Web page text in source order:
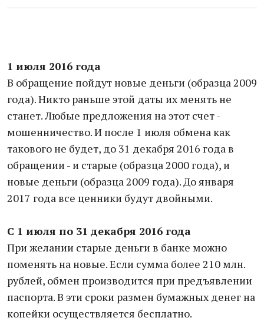
1 июля 2016 года
В обращение пойдут новые деньги (образца 2009
года). Никто раньше этой даты их менять не
станет. Любые предложения на этот счет -
мошенничество. И после 1 июля обмена как
такового не будет, до 31 декабря 2016 года в
обращении - и старые (образца 2000 года), и
новые деньги (образца 2009 года). До января
2017 года все ценники будут двойными.
С 1 июля по 31 декабря 2016 года
При желании старые деньги в банке можно
поменять на новые. Если сумма более 210 млн.
рублей, обмен производится при предъявлении
паспорта. В эти сроки размен бумажных денег на
копейки осуществляется бесплатно.